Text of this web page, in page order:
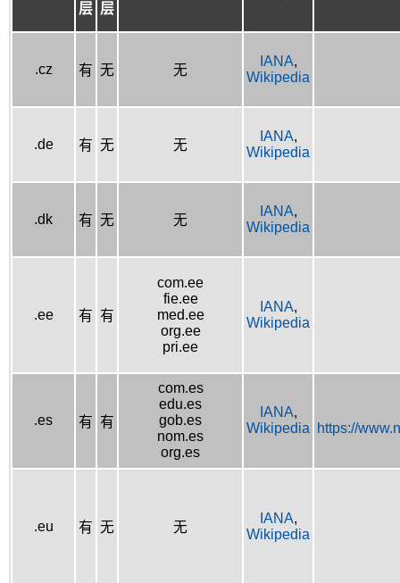
层 层
.cz 有 无 无
IANA,
Wikipedia
.de 有 无 无
IANA,
Wikipedia
.dk 有 无 无
IANA,
Wikipedia
.ee 有 有
com.ee
fie.ee
med.ee
org.ee
pri.ee
IANA,
Wikipedia
.es 有 有
com.es
edu.es
gob.es
nom.es
org.es
IANA,
Wikipedia
https://
.eu 有 无 无
IANA,
Wikipedia